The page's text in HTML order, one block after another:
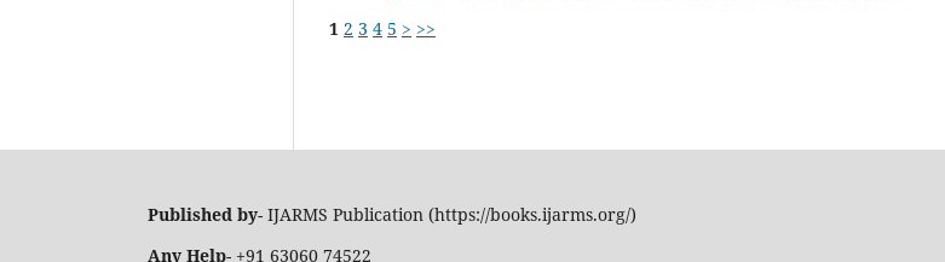
1 2 3 4 5 > >>
Published by- IJARMS Publication (https://books.ijarms.org/)
Any Help- +91 63060 74522